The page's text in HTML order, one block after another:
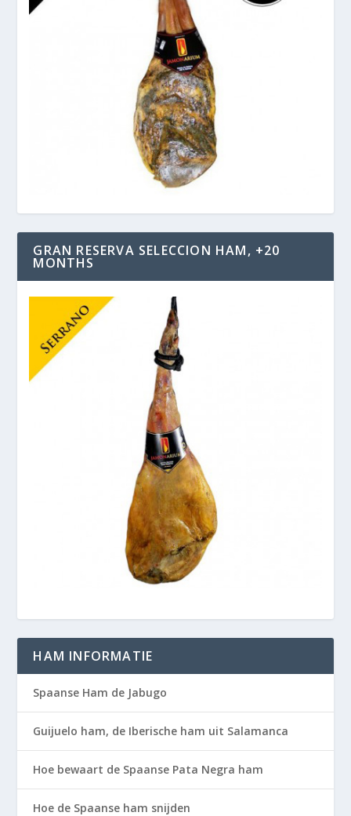
GRAN RESERVA SELECCION HAM, +20
MONTHS
HAM INFORMATIE
Spaanse Ham de Jabugo
Guijuelo ham, de Iberische ham uit Salamanca
Hoe bewaart de Spaanse Pata Negra ham
Hoe de Spaanse ham snijden